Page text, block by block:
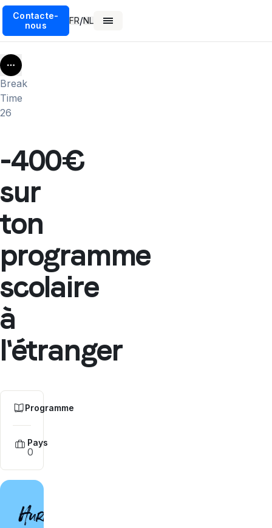
Contacte-
nous
FR/NL
More
Break
Time
26
-400€
sur
ton
programme
scolaire
à
l'étranger
Programme
Pays
0
Hurry